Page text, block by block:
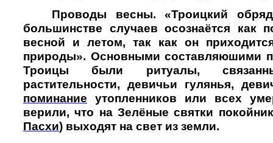
Проводы весны. «Троицкий
большинстве случаев осознаётся как
весной и летом, так как он
природы». Основными составляюшими
Троицы были ритуалы,
растительности, девичьи гулянья,
поминание утопленников или всех
верили, что на Зелёные святки
Пасхи) выходят на свет из земли.